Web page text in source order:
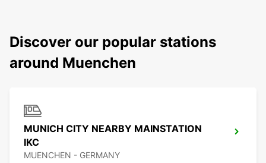
Discover our popular stations
around Muenchen
MUNICH CITY NEARBY MAINSTATION
IKC
MUENCHEN - GERMANY